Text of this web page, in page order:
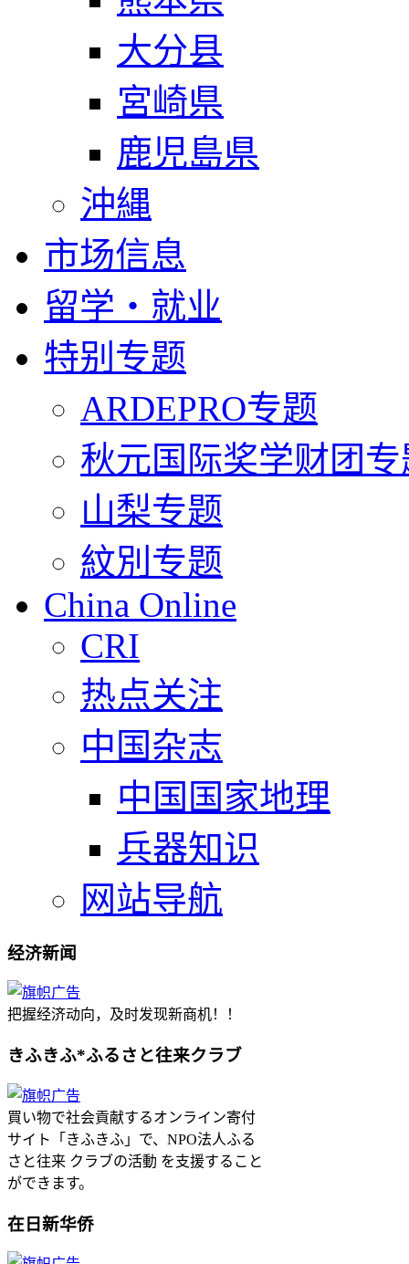
大分县
宮崎県
鹿児島県
沖縄
市场信息
留学・就业
特别专题
ARDEPRO专题
秋元国际奖学财团专
山梨专题
紋別专题
China Online
CRI
热点关注
中国杂志
中国国家地理
兵器知识
网站导航
经济新闻
把握经济动向，及时发现新商机！！
きふきふ*ふるさと往来クラブ
買い物で社会貢献するオンライン寄付
サイト「きふきふ」で、NPO法人ふる
さと往来 クラブの活動 を支援すること
ができます。
在日新华侨